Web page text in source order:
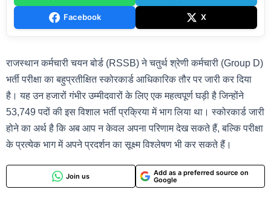
Facebook X
राजस्थान कर्मचारी चयन बोर्ड (RSSB) ने चतुर्थ श्रेणी कर्मचारी (Group D)
भर्ती परीक्षा का बहुप्रतीक्षित स्कोरकार्ड आधिकारिक तौर पर जारी कर दिया
है। यह उन हजारों गंभीर उम्मीदवारों के लिए एक महत्वपूर्ण घड़ी है जिन्होंने
53,749 पदों की इस विशाल भर्ती प्रक्रिया में भाग लिया था। स्कोरकार्ड जारी
होने का अर्थ है कि अब आप न केवल अपना परिणाम देख सकते हैं, बल्कि परीक्षा
के प्रत्येक भाग में अपने प्रदर्शन का सूक्ष्म विश्लेषण भी कर सकते हैं।
Join us
Add as a preferred source on
Google